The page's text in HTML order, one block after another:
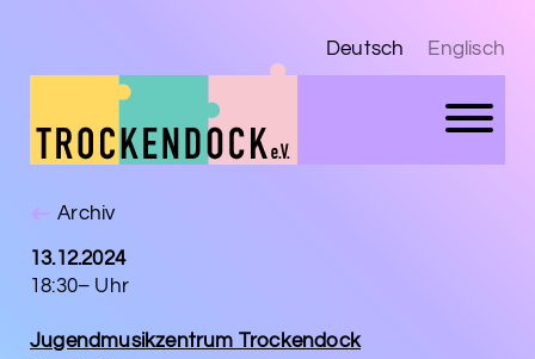
Deutsch Englisch
Archiv
13.12.2024
18:30– Uhr
Jugendmusikzentrum Trockendock